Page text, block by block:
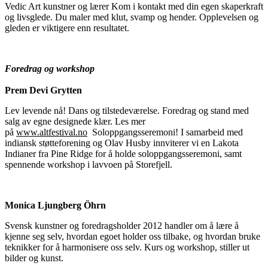
Vedic Art kunstner og lærer Kom i kontakt med din egen skaperkraft
og livsglede. Du maler med klut, svamp og hender. Opplevelsen og
gleden er viktigere enn resultatet.
Foredrag og workshop
Prem Devi Grytten
Lev levende nå! Dans og tilstedeværelse. Foredrag og stand med
salg av egne designede klær. Les mer
på www.altfestival.no Soloppgangsseremoni! I samarbeid med
indiansk støtteforening og Olav Husby innviterer vi en Lakota
Indianer fra Pine Ridge for å holde soloppgangsseremoni, samt
spennende workshop i lavvoen på Storefjell.
Monica Ljungberg Öhrn
Svensk kunstner og foredragsholder 2012 handler om å lære å
kjenne seg selv, hvordan egoet holder oss tilbake, og hvordan bruke
teknikker for å harmonisere oss selv. Kurs og workshop, stiller ut
bilder og kunst.